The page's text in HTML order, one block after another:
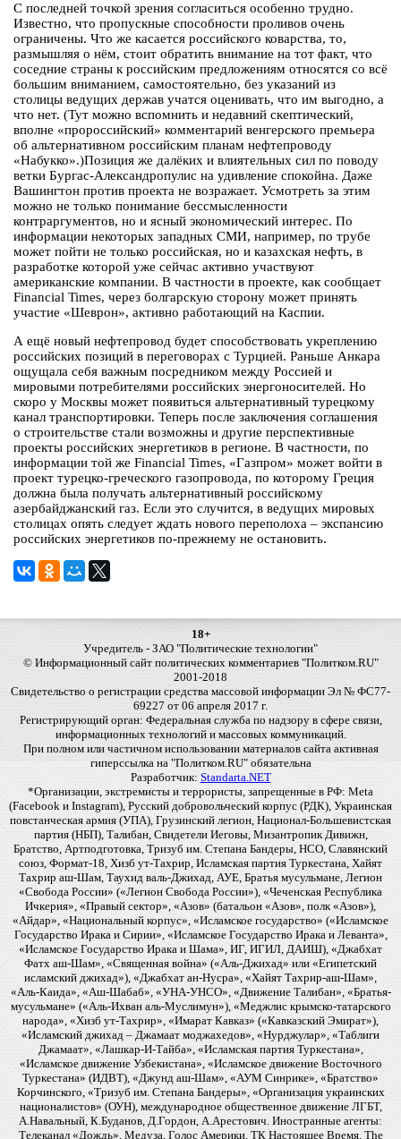
С последней точкой зрения согласиться особенно трудно.
Известно, что пропускные способности проливов очень
ограничены. Что же касается российского коварства, то,
размышляя о нём, стоит обратить внимание на тот факт, что
соседние страны к российским предложениям относятся со всё
большим вниманием, самостоятельно, без указаний из
столицы ведущих держав учатся оценивать, что им выгодно, а
что нет. (Тут можно вспомнить и недавний скептический,
вполне «пророссийский» комментарий венгерского премьера
об альтернативном российским планам нефтепроводу
«Набукко».)Позиция же далёких и влиятельных сил по поводу
ветки Бургас-Александропулис на удивление спокойна. Даже
Вашингтон против проекта не возражает. Усмотреть за этим
можно не только понимание бессмысленности
контраргументов, но и ясный экономический интерес. По
информации некоторых западных СМИ, например, по трубе
может пойти не только российская, но и казахская нефть, в
разработке которой уже сейчас активно участвуют
американские компании. В частности в проекте, как сообщает
Financial Times, через болгарскую сторону может принять
участие «Шеврон», активно работающий на Каспии.
А ещё новый нефтепровод будет способствовать укреплению
российских позиций в переговорах с Турцией. Раньше Анкара
ощущала себя важным посредником между Россией и
мировыми потребителями российских энергоносителей. Но
скоро у Москвы может появиться альтернативный турецкому
канал транспортировки. Теперь после заключения соглашения
о строительстве стали возможны и другие перспективные
проекты российских энергетиков в регионе. В частности, по
информации той же Financial Times, «Газпром» может войти в
проект турецко-греческого газопровода, по которому Греция
должна была получать альтернативный российскому
азербайджанский газ. Если это случится, в ведущих мировых
столицах опять следует ждать нового переполоха – экспансию
российских энергетиков по-прежнему не остановить.
18+
Учредитель - ЗАО "Политические технологии"
© Информационный сайт политических комментариев "Политком.RU"
2001-2018
Свидетельство о регистрации средства массовой информации Эл № ФС77-
69227 от 06 апреля 2017 г.
Регистрирующий орган: Федеральная служба по надзору в сфере связи,
информационных технологий и массовых коммуникаций.
При полном или частичном использовании материалов сайта активная
гиперссылка на "Политком.RU" обязательна
Разработчик: Standarta.NET
*Организации, экстремисты и террористы, запрещенные в РФ: Meta
(Facebook и Instagram), Русский добровольческий корпус (РДК), Украинская
повстанческая армия (УПА), Грузинский легион, Национал-Большевистская
партия (НБП), Талибан, Свидетели Иеговы, Мизантропик Дивижн,
Братство, Артподготовка, Тризуб им. Степана Бандеры, НСО, Славянский
союз, Формат-18, Хизб ут-Тахрир, Исламская партия Туркестана, Хайят
Тахрир аш-Шам, Таухид валь-Джихад, АУЕ, Братья мусульмане, Легион
«Свобода России» («Легион Свобода России»), «Чеченская Республика
Ичкерия», «Правый сектор», «Азов» (батальон «Азов», полк «Азов»),
«Айдар», «Национальный корпус», «Исламское государство» («Исламское
Государство Ирака и Сирии», «Исламское Государство Ирака и Леванта»,
«Исламское Государство Ирака и Шама», ИГ, ИГИЛ, ДАИШ), «Джабхат
Фатх аш-Шам», «Священная война» («Аль-Джихад» или «Египетский
исламский джихад»), «Джабхат ан-Нусра», «Хайят Тахрир-аш-Шам»,
«Аль-Каида», «Аш-Шабаб», «УНА-УНСО», «Движение Талибан», «Братья-
мусульмане» («Аль-Ихван аль-Муслимун»), «Меджлис крымско-татарского
народа», «Хизб ут-Тахрир», «Имарат Кавказ» («Кавказский Эмират»),
«Исламский джихад – Джамаат моджахедов», «Нурджулар», «Таблиги
Джамаат», «Лашкар-И-Тайба», «Исламская партия Туркестана»,
«Исламское движение Узбекистана», «Исламское движение Восточного
Туркестана» (ИДВТ), «Джунд аш-Шам», «АУМ Синрике», «Братство»
Корчинского, «Тризуб им. Степана Бандеры», «Организация украинских
националистов» (ОУН), международное общественное движение ЛГБТ,
А.Навальный, К.Буданов, Д.Гордон, А.Арестович. Иностранные агенты:
Телеканал «Дождь», Медуза, Голос Америки, ТК Настоящее Время, The